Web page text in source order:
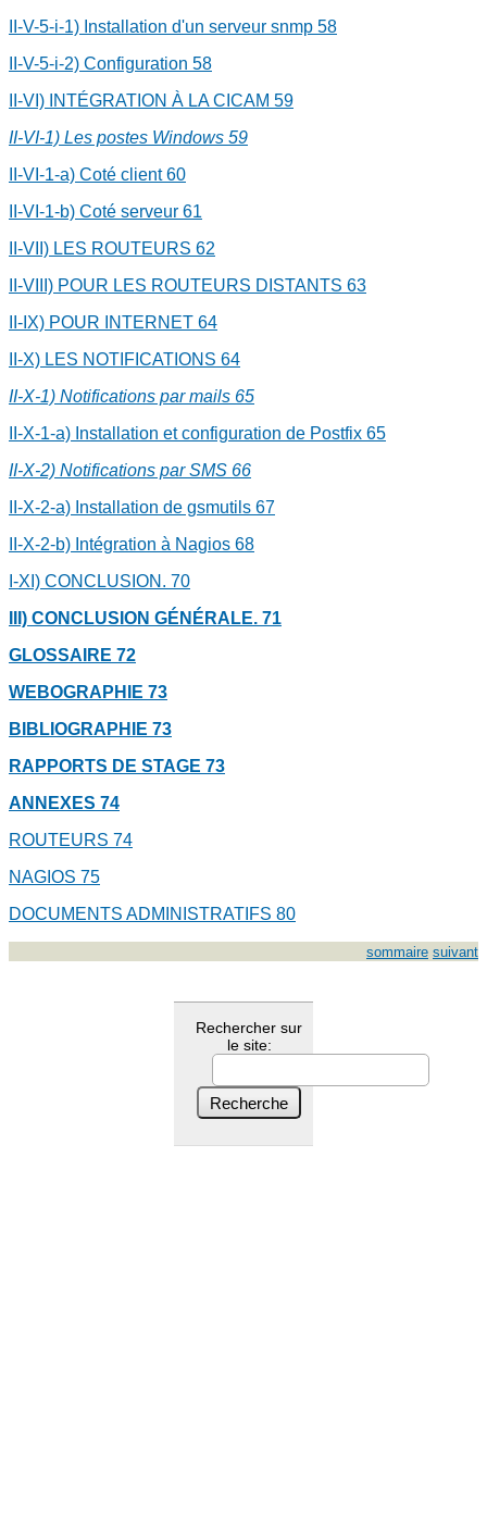
II-V-5-i-1) Installation d'un serveur snmp 58
II-V-5-i-2) Configuration 58
II-VI) INTÉGRATION À LA CICAM 59
II-VI-1) Les postes Windows 59
II-VI-1-a) Coté client 60
II-VI-1-b) Coté serveur 61
II-VII) LES ROUTEURS 62
II-VIII) POUR LES ROUTEURS DISTANTS 63
II-IX) POUR INTERNET 64
II-X) LES NOTIFICATIONS 64
II-X-1) Notifications par mails 65
II-X-1-a) Installation et configuration de Postfix 65
II-X-2) Notifications par SMS 66
II-X-2-a) Installation de gsmutils 67
II-X-2-b) Intégration à Nagios 68
I-XI) CONCLUSION. 70
III) CONCLUSION GÉNÉRALE. 71
GLOSSAIRE 72
WEBOGRAPHIE 73
BIBLIOGRAPHIE 73
RAPPORTS DE STAGE 73
ANNEXES 74
ROUTEURS 74
NAGIOS 75
DOCUMENTS ADMINISTRATIFS 80
sommaire suivant
Rechercher sur
le site: